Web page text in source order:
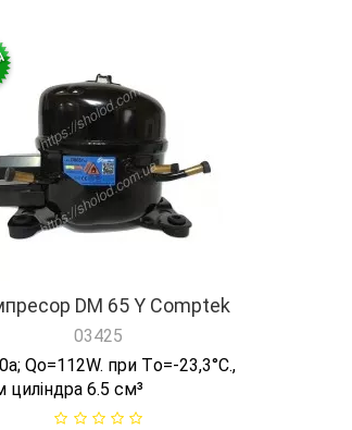
DM 65 Y Comptek
03425
Qо=112W. при Tо=-23,3°C.,
циліндра 6.5 см³